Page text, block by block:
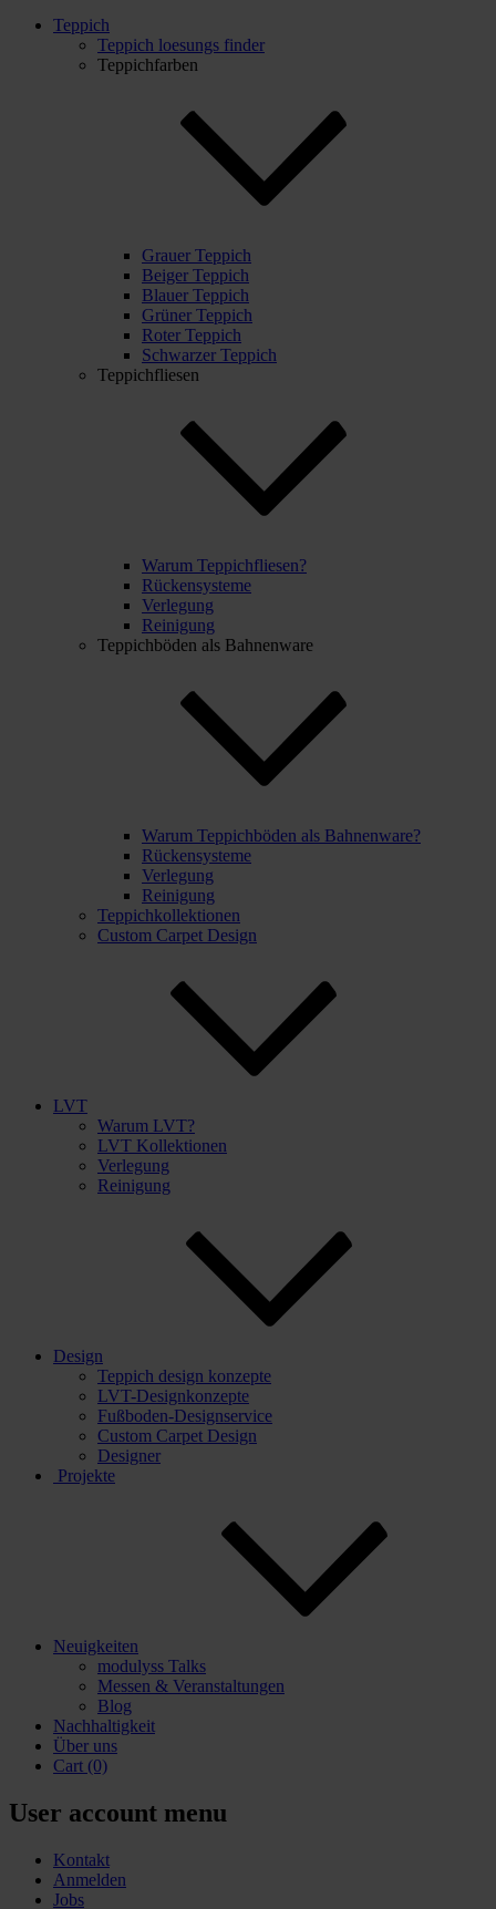
Teppich
Teppich loesungs finder
Teppichfarben
Grauer Teppich
Beiger Teppich
Blauer Teppich
Grüner Teppich
Roter Teppich
Schwarzer Teppich
Teppichfliesen
Warum Teppichfliesen?
Rückensysteme
Verlegung
Reinigung
Teppichböden als Bahnenware
Warum Teppichböden als Bahnenware?
Rückensysteme
Verlegung
Reinigung
Teppichkollektionen
Custom Carpet Design
LVT
Warum LVT?
LVT Kollektionen
Verlegung
Reinigung
Design
Teppich design konzepte
LVT-Designkonzepte
Fußboden-Designservice
Custom Carpet Design
Designer
Projekte
Neuigkeiten
modulyss Talks
Messen & Veranstaltungen
Blog
Nachhaltigkeit
Über uns
Cart (0)
User account menu
Kontakt
Anmelden
Jobs